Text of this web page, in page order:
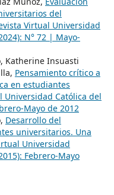
del
Virtual Universidad
N° 72 | Mayo-
Katherine Insuasti
Pensamiento crítico a
en estudiantes
Universidad Católica del
Mayo de 2012
Desarrollo del
universitarios. Una
Universidad
Febrero-Mayo